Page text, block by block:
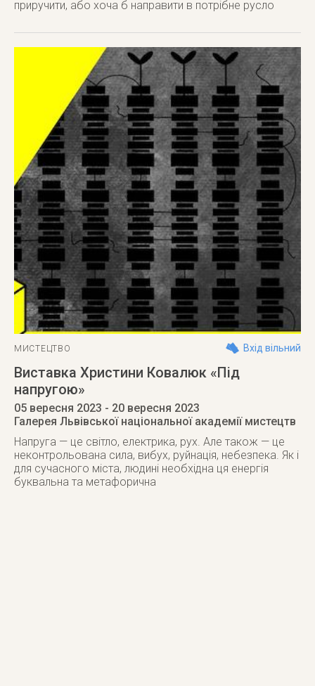
приручити, або хоча б направити в потрібне русло
МИСТЕЦТВО Вхід вільний
Виставка Христини Ковалюк «Під
напругою»
05 вересня 2023 - 20 вересня 2023
Галерея Львівської національної академії мистецтв
Напруга — це світло, електрика, рух. Але також — це
неконтрольована сила, вибух, руйнація, небезпека. Як і
для сучасного міста, людині необхідна ця енергія
буквальна та метафорична